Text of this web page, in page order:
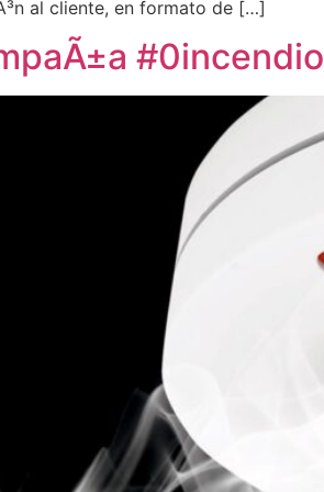
al cliente, en formato de […]